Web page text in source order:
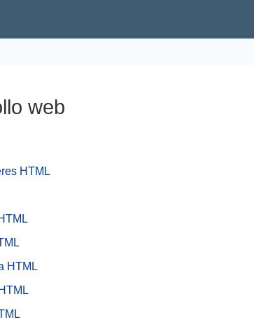
web
HTML
HTML